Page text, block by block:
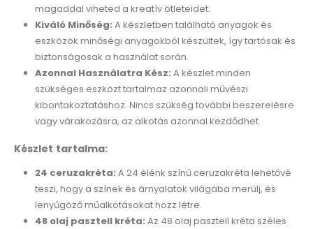
magaddal viheted a kreatív ötleteidet.
Kiváló Minőség: A készletben található anyagok és
eszközök minőségi anyagokból készültek, így tartósak és
biztonságosak a használat során.
Azonnal Használatra Kész: A készlet minden
szükséges eszközt tartalmaz azonnali művészi
kibontakoztatáshoz. Nincs szükség további beszerelésre
vagy várakozásra, az alkotás azonnal kezdődhet.
Készlet tartalma:
24 ceruzakréta: A 24 élénk színű ceruzakréta lehetővé
teszi, hogy a színek és árnyalatok világába merülj, és
lenyűgöző műalkotásokat hozz létre.
48 olaj pasztell kréta: Az 48 olaj pasztell kréta széles